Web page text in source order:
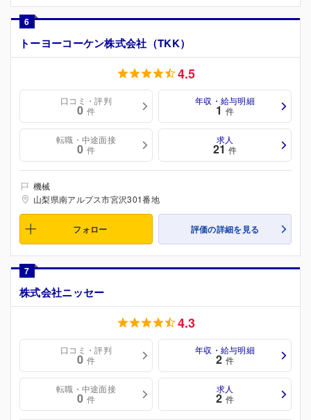
6
トーヨーコーケン株式会社（TKK）
4.5
口コミ・評判
0 件
年収・給与明細
1 件
転職・中途面接
0 件
求人
21 件
機械
山梨県南アルプス市宮沢301番地
フォロー 評価の詳細を見る
7
株式会社ニッセー
4.3
口コミ・評判
0 件
年収・給与明細
2 件
転職・中途面接
0 件
求人
2 件